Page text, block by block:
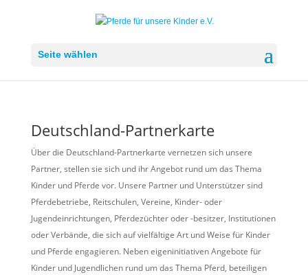
Seite wählen
Deutschland-Partnerkarte
Über die Deutschland-Partnerkarte vernetzen sich unsere
Partner, stellen sie sich und ihr Angebot rund um das Thema
Kinder und Pferde vor. Unsere Partner und Unterstützer sind
Pferdebetriebe, Reitschulen, Vereine, Kinder- oder
Jugendeinrichtungen, Pferdezüchter oder -besitzer, Institutionen
oder Verbände, die sich auf vielfältige Art und Weise für Kinder
und Pferde engagieren. Neben eigeninitiativen Angebote für
Kinder und Jugendlichen rund um das Thema Pferd, beteiligen